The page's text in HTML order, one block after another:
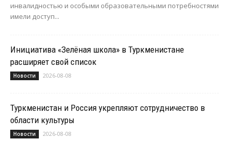
инвалидностью и особыми образовательными потребностями
имели доступ...
Инициатива «Зелёная школа» в Туркменистане
расширяет свой список
Новости 2026-08-08
Туркменистан и Россия укрепляют сотрудничество в
области культуры
Новости 2026-08-08